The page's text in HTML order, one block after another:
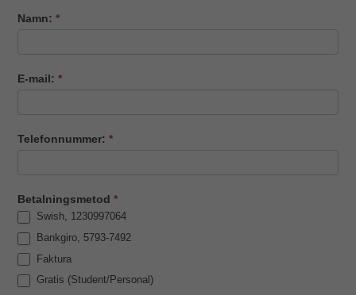
Namn:*
E-mail:*
Telefonnummer:*
Betalningsmetod*
Swish, 1230997064
Bankgiro, 5793-7492
Faktura
Gratis (Student/Personal)